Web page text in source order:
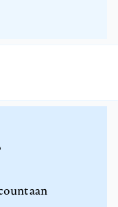
aan